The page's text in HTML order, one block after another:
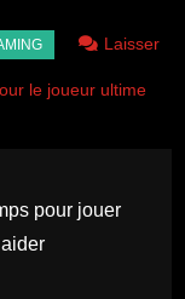
Laisser
le joueur ultime
pour jouer